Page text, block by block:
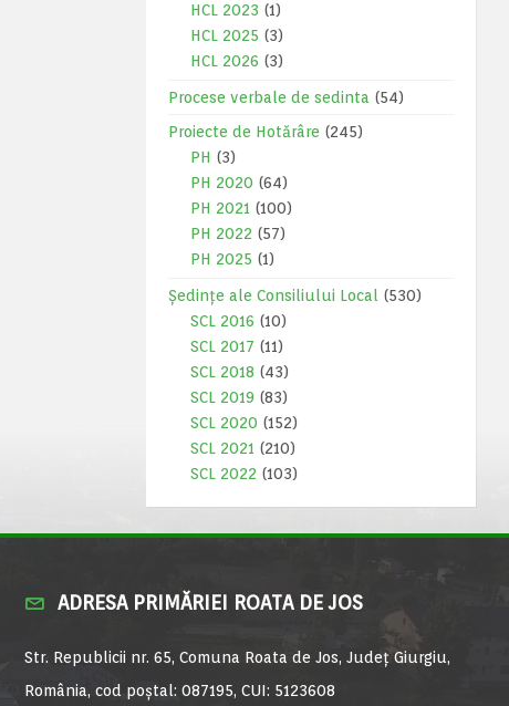
HCL 2023 (1)
HCL 2025 (3)
HCL 2026 (3)
Procese verbale de sedinta (54)
Proiecte de Hotărâre (245)
PH (3)
PH 2020 (64)
PH 2021 (100)
PH 2022 (57)
PH 2025 (1)
Ședințe ale Consiliului Local
(530)
SCL 2016 (10)
SCL 2017 (11)
SCL 2018 (43)
SCL 2019 (83)
SCL 2020 (152)
SCL 2021 (210)
SCL 2022 (103)
ADRESA PRIMĂRIEI ROATA DE JOS
Str. Republicii nr. 65, Comuna Roata de Jos, Județ Giurgiu,
România, cod poștal: 087195, CUI: 5123608